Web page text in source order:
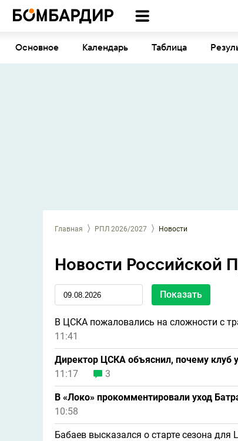
Основное Календарь Таблица
Главная РПЛ 2026/2027 Новости
Новости Российской
В ЦСКА пожаловались на сложности с
11:41
Директор ЦСКА объяснил, почему клуб
11:17
3
В «Локо» прокомментировали уход
10:58
Бабаев высказался о старте сезона